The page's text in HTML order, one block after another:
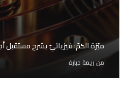
ميّزة الكمّ: فيزيائيّ يشرح مستقبل
منريمة جبارة